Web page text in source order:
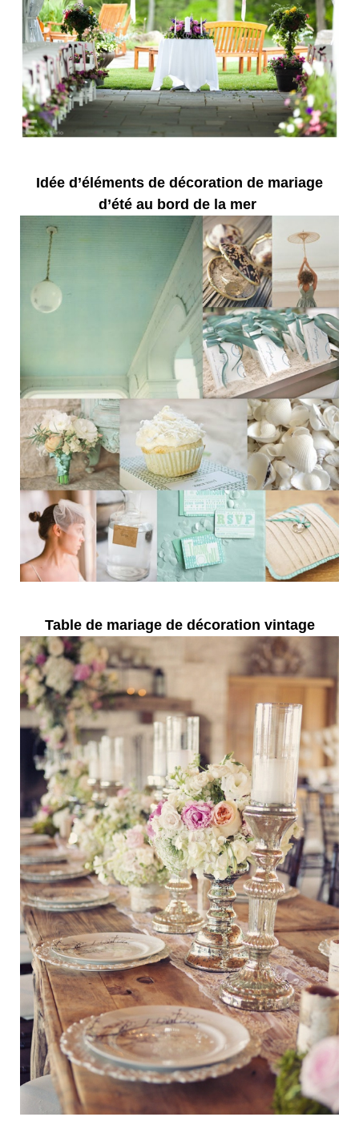
Idée d’éléments de décoration de mariage
d’été au bord de la mer
Table de mariage de décoration vintage